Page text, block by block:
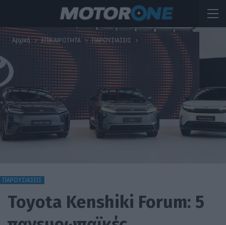
Αρχική ΕΠΙΚΑΙΡΟΤΗΤΑ ΠΑΡΟΥΣΙΑΣΕΙΣ
ΠΑΡΟΥΣΙΑΣΕΙΣ
Toyota Kenshiki Forum: 5